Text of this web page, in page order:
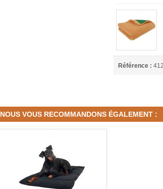
Référence :
NOUS VOUS RECOMMANDONS ÉGALEMENT :